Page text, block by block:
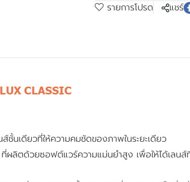
รายการโปรด แชร์
CLASSIC
ชั้นเดียวที่ให้ความคมชัดของภาพในระยะเดียว
ลิตด้วยซอฟต์แวร์ความแม่นยำสูง เพื่อให้ได้เลน